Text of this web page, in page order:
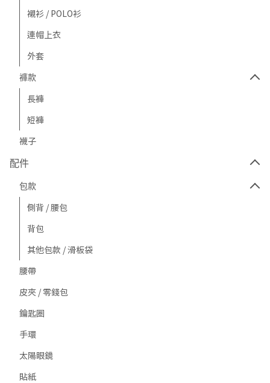
襯衫 / POLO衫
連帽上衣
外套
褲款
長褲
短褲
襪子
配件
包款
側背 / 腰包
背包
其他包款 / 滑板袋
腰帶
皮夾 / 零錢包
鑰匙圈
手環
太陽眼鏡
貼紙